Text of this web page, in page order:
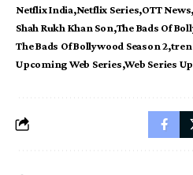
Netflix India Netflix Series OTT News
Shah Rukh Khan Son The Bads Of
The Bads Of Bollywood Season 2
Upcoming Web Series Web Series